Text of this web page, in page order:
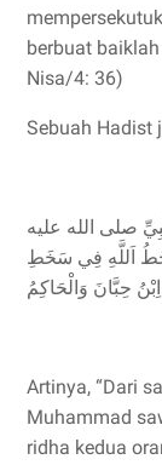
berbuat
Nisa/4: 36)
Sebuah Hadist
صلى الله عليه
اَللَّهِ فِي سَخَطِ
Artinya, “Dari
Muhammad
ridha kedua